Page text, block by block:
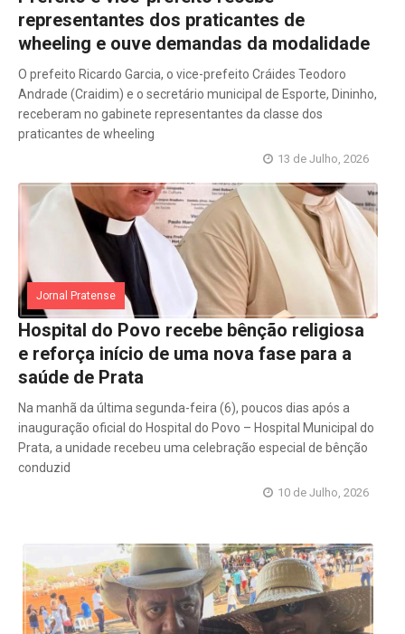
representantes dos praticantes de
wheeling e ouve demandas da modalidade
O prefeito Ricardo Garcia, o vice-prefeito Cráides Teodoro
Andrade (Craidim) e o secretário municipal de Esporte, Dininho,
receberam no gabinete representantes da classe dos
praticantes de wheeling
13 de Julho, 2026
Jornal Pratense
Hospital do Povo recebe bênção religiosa
e reforça início de uma nova fase para a
saúde de Prata
Na manhã da última segunda-feira (6), poucos dias após a
inauguração oficial do Hospital do Povo – Hospital Municipal do
Prata, a unidade recebeu uma celebração especial de bênção
conduzid
10 de Julho, 2026